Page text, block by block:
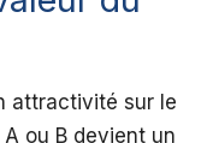
attractivité sur le
ou B devient un